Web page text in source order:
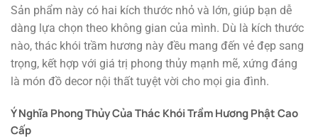
Sản phẩm này có hai kích thước nhỏ và lớn, giúp bạn dễ
dàng lựa chọn theo không gian của mình. Dù là kích thước
nào, thác khói trầm hương này đều mang đến vẻ đẹp sang
trọng, kết hợp với giá trị phong thủy mạnh mẽ, xứng đáng
là món đồ decor nội thất tuyệt vời cho mọi gia đình.
Ý Nghĩa Phong Thủy Của Thác Khói Trầm Hương Phật Cao
Cấp